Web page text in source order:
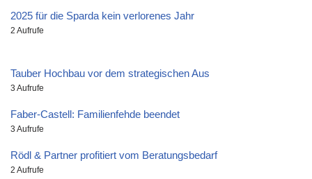
2025 für die Sparda kein verlorenes Jahr
2 Aufrufe
Tauber Hochbau vor dem strategischen Aus
3 Aufrufe
Faber-Castell: Familienfehde beendet
3 Aufrufe
Rödl & Partner profitiert vom Beratungsbedarf
2 Aufrufe